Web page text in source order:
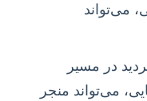
می‌تواند
در مسیر
می‌تواند منجر